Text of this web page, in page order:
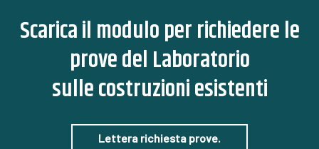
Scarica il modulo perrichiedere le
prove del Laboratorio
sulle costruzioni esistenti
Lettera richiesta prove.